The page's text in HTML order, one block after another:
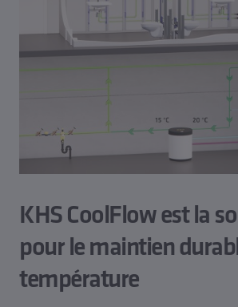
KHS CoolFlow est la
pour le maintien
température